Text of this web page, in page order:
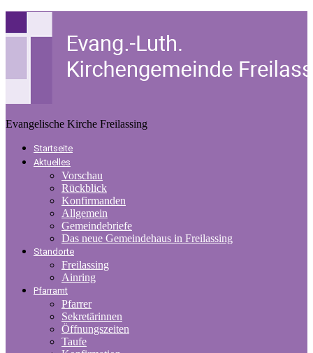
Evangelische Kirche Freilassing
Startseite
Aktuelles
Vorschau
Rückblick
Konfirmanden
Allgemein
Gemeindebriefe
Das neue Gemeindehaus in Freilassing
Standorte
Freilassing
Ainring
Pfarramt
Pfarrer
Sekretärinnen
Öffnungszeiten
Taufe